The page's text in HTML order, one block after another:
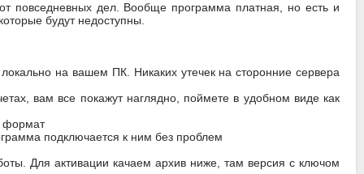
повседневных дел. Вообще программа платная, но есть и
будут недоступны.
на вашем ПК. Никаких утечек на сторонние сервера
вам все покажут наглядно, поймете в удобном виде как
формат
подключается к ним без проблем
Для активации качаем архив ниже, там версия с ключом